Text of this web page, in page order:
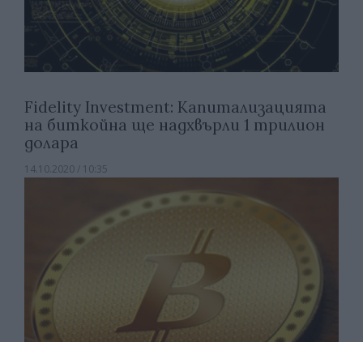
Fidelity Investment: Капитализацията
на биткойна ще надхвърли 1 трилион
долара
14.10.2020 / 10:35